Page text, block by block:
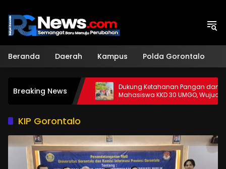
konten
Beranda Daerah Kampus Polda Gorontalo
Breaking News
Sinergi
Dukung Ketahanan Pangan dan KL,
Mahasiswa KKD 30 UMGO, Wujudkan
Apotek Hidup Di Desa Dulamayo
KIP Gorontalo